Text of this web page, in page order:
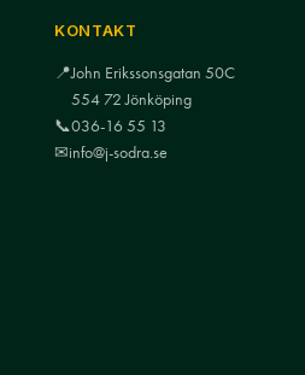
KONTAKT
📍John Erikssonsgatan 50C
554 72 Jönköping
📞036-16 55 13
✉info@j-sodra.se